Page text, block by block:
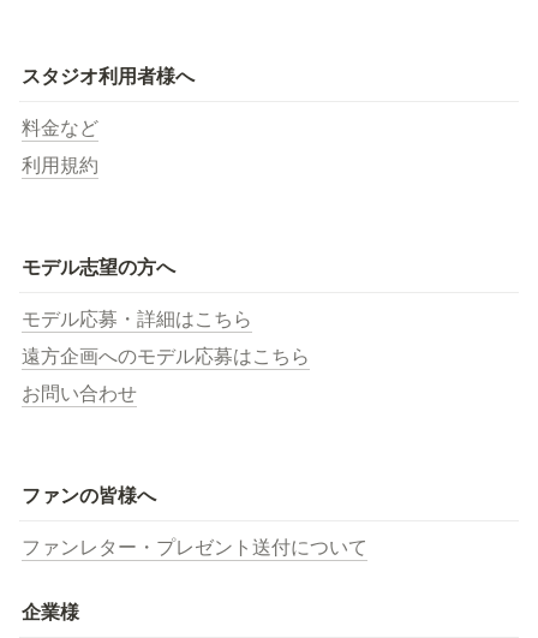
スタジオ利用者様へ
料金など
利用規約
モデル志望の方へ
モデル応募・詳細はこちら
遠方企画へのモデル応募はこちら
お問い合わせ
ファンの皆様へ
ファンレター・プレゼント送付について
企業様